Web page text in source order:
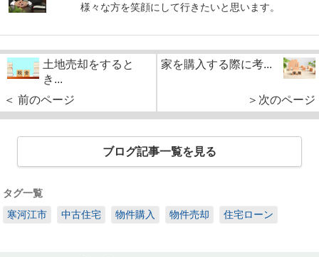
様々な方を笑顔にして行きたいと思います。
土地売却をすると
き...
＜ 前のページ
家を購入する際に考...
＞次のページ
ブログ記事一覧を見る
タグ一覧
寒河江市
中古住宅 物件購入 物件売却 住宅ローン